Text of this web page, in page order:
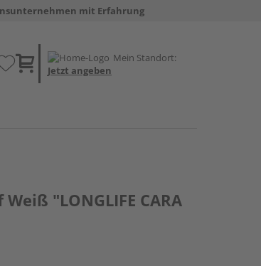
mit Erfahrung
Mein Standort:
Jetzt angeben
"LONGLIFE CARA